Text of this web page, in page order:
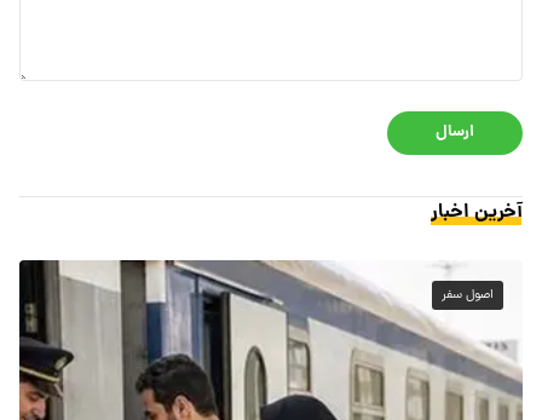
ارسال
آخرین اخبار
اصول سفر